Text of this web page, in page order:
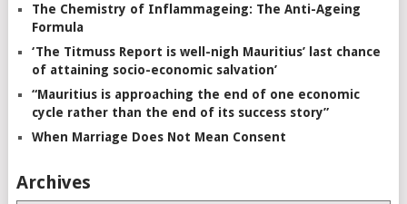
The Chemistry of Inflammageing: The Anti-Ageing
Formula
‘The Titmuss Report is well-nigh Mauritius’ last chance
of attaining socio-economic salvation’
“Mauritius is approaching the end of one economic
cycle rather than the end of its success story”
When Marriage Does Not Mean Consent
Archives